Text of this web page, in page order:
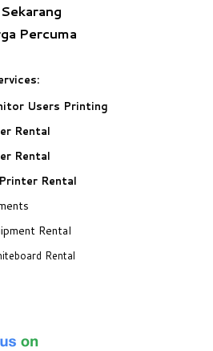
Percuma
Users Printing
Rental
Rental
Rental
Rental
Rental